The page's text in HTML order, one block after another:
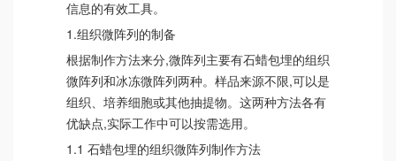
信息的有效工具。
1.组织微阵列的制备
根据制作方法来分,微阵列主要有石蜡包埋的组织
微阵列和冰冻微阵列两种。样品来源不限,可以是
组织、培养细胞或其他抽提物。这两种方法各有
优缺点,实际工作中可以按需选用。
1.1 石蜡包埋的组织微阵列制作方法